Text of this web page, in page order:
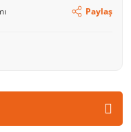
Paylaş